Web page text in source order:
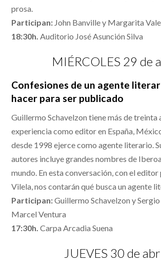
prosa.
Participan: John Banville y Margarita
18:30h.Auditorio José Asunción Silva
MIÉRCOLES 29 de
Confesiones de un agente
hacer para ser publicado
Guillermo Schavelzon tiene más de treinta
experiencia como editor en España,
desde 1998 ejerce como agente literario.
autores incluye grandes nombres de
mundo. En esta conversación, con el editor
Vilela, nos contarán qué busca un agente
Participan:Guillermo Schavelzon y Sergio
Marcel Ventura
17:30h.Carpa Arcadia Suena
JUEVES 30 de